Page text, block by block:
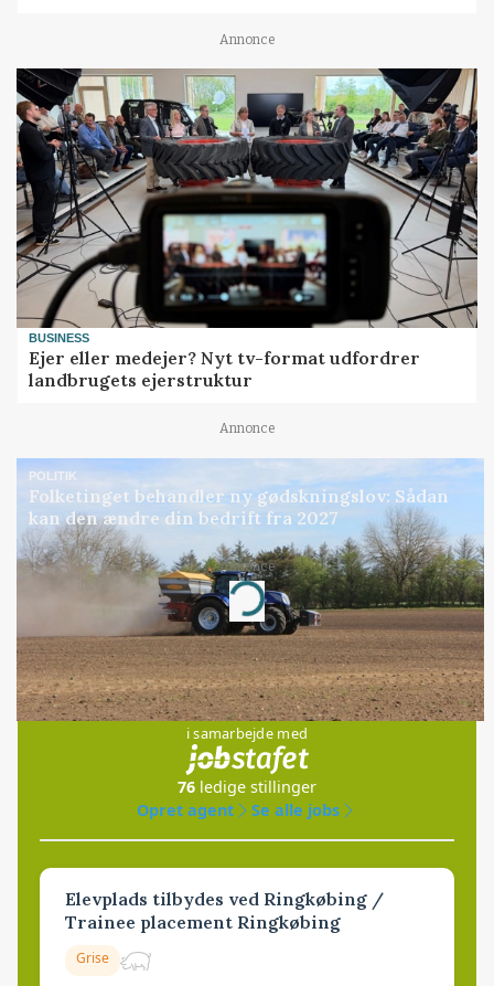
Annonce
BUSINESS
Ejer eller medejer? Nyt tv-format udfordrer
landbrugets ejerstruktur
Annonce
POLITIK
Folketinget behandler ny gødskningslov: Sådan
kan den ændre din bedrift fra 2027
Annonce
Loading...
Jobs
i samarbejde med
76 ledige stillinger
Opret agent
Se alle jobs
Elevplads tilbydes ved Ringkøbing /
Trainee placement Ringkøbing
Grise